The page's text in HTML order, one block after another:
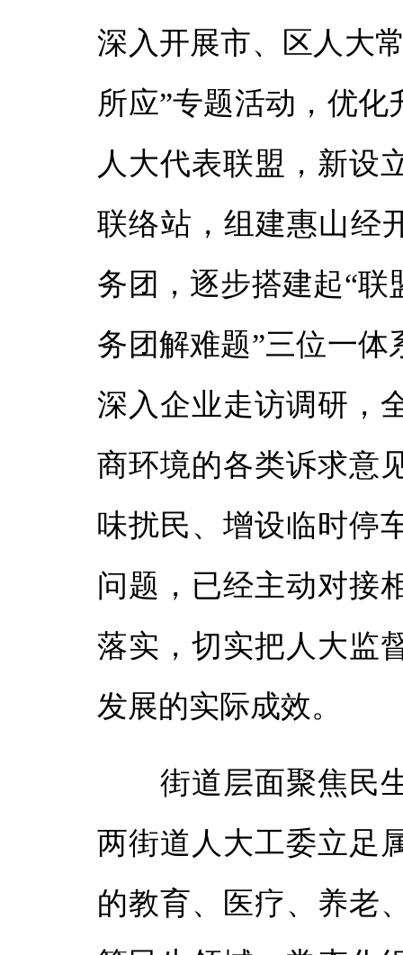
深入开展市、区人大
所应”专题活动，优
人大代表联盟，新设
联络站，组建惠山经
务团，逐步搭建起“
务团解难题”三位一
深入企业走访调研，
商环境的各类诉求意
味扰民、增设临时停
问题，已经主动对接
落实，切实把人大监
发展的实际成效。
街道层面聚焦民生
两街道人大工委立足
的教育、医疗、养老